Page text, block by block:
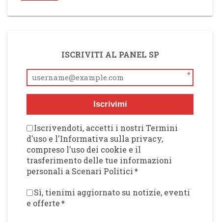
ISCRIVITI AL PANEL SP
*
Iscrivimi
Iscrivendoti, accetti i nostri Termini
d'uso e l'Informativa sulla privacy,
compreso l'uso dei cookie e il
trasferimento delle tue informazioni
personali a Scenari Politici*
Sì, tienimi aggiornato su notizie, eventi
e offerte*